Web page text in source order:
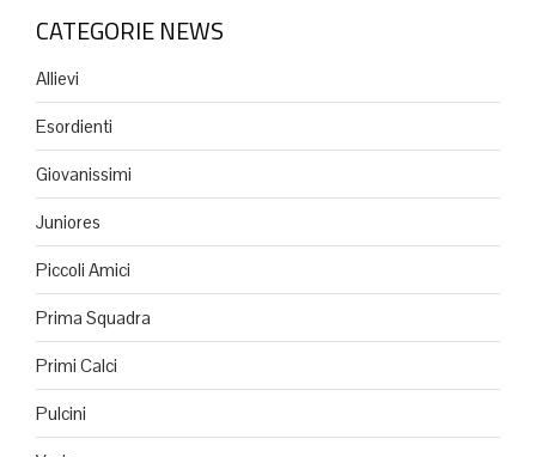
CATEGORIE NEWS
Allievi
Esordienti
Giovanissimi
Juniores
Piccoli Amici
Prima Squadra
Primi Calci
Pulcini